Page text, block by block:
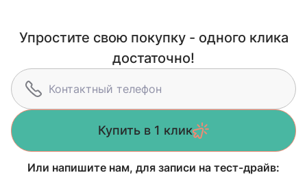
Упростите свою покупку - одного клика
достаточно!
Купить в 1 клик
Или напишите нам, для записи на тест-драйв: